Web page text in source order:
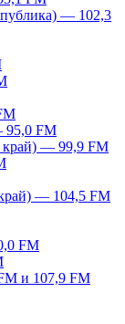
— 102,3
95,0 FM
край) — 99,9 FM
— 104,5 FM
FM
и 107,9 FM